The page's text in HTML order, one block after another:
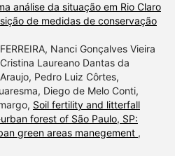
análise da situação em Rio Claro
de medidas de conservação
Nanci Gonçalves Vieira
Laureano Dantas da
Pedro Luiz Côrtes,
Diego de Melo Conti,
Soil fertility and litterfall
forest of São Paulo, SP:
green areas manegement ,